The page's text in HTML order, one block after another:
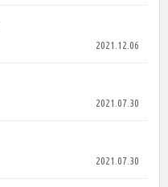
2021.12.06
2021.07.30
2021.07.30